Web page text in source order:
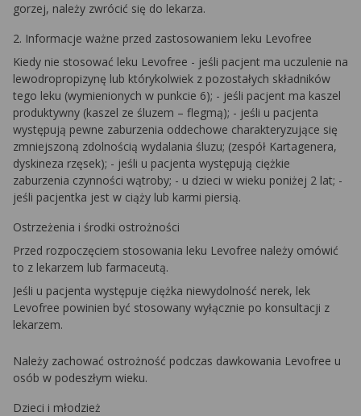
gorzej, należy zwrócić się do lekarza.
2. Informacje ważne przed zastosowaniem leku Levofree
Kiedy nie stosować leku Levofree - jeśli pacjent ma uczulenie na
lewodropropizynę lub którykolwiek z pozostałych składników
tego leku (wymienionych w punkcie 6); - jeśli pacjent ma kaszel
produktywny (kaszel ze śluzem – flegmą); - jeśli u pacjenta
występują pewne zaburzenia oddechowe charakteryzujące się
zmniejszoną zdolnością wydalania śluzu; (zespół Kartagenera,
dyskineza rzęsek); - jeśli u pacjenta występują ciężkie
zaburzenia czynności wątroby; - u dzieci w wieku poniżej 2 lat; -
jeśli pacjentka jest w ciąży lub karmi piersią.
Ostrzeżenia i środki ostrożności
Przed rozpoczęciem stosowania leku Levofree należy omówić
to z lekarzem lub farmaceutą.
Jeśli u pacjenta występuje ciężka niewydolność nerek, lek
Levofree powinien być stosowany wyłącznie po konsultacji z
lekarzem.
Należy zachować ostrożność podczas dawkowania Levofree u
osób w podeszłym wieku.
Dzieci i młodzież